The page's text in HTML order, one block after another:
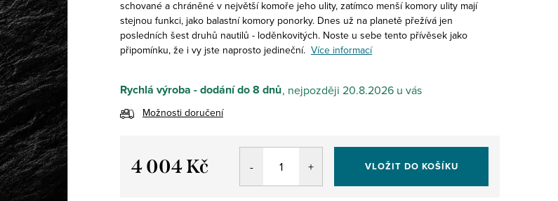
schované a chráněné v největší komoře jeho ulity, zatímco menší komory ulity mají
stejnou funkci, jako balastní komory ponorky. Dnes už na planetě přežívá jen
posledních šest druhů nautilů - loděnkovitých. Noste u sebe tento přívěsek jako
připomínku, že i vy jste naprosto jedineční. Více informací
Rychlá výroba - dodání do 8 dnů 20.8.2026
Možnosti doručení
4 004 Kč VLOŽIT DO KOŠÍKU